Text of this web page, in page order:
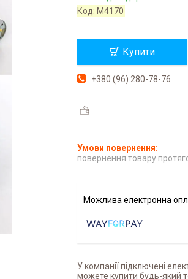
Код: M4170
Купити
+380 (96) 280-78-76
повернення товару
У компанії підключені
можете купити будь-який